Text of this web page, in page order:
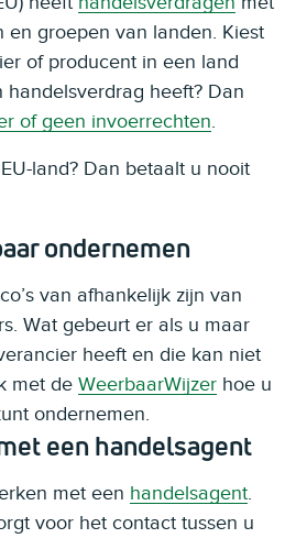
en groepen van landen. Kiest
of producent in een land
handelsverdrag heeft? Dan
of geen invoerrechten.
land? Dan betaalt u nooit
ondernemen
van afhankelijk zijn van
Wat gebeurt er als u maar
heeft en die kan niet
met de WeerbaarWijzer hoe u
ondernemen.
een handelsagent
met een handelsagent.
voor het contact tussen u